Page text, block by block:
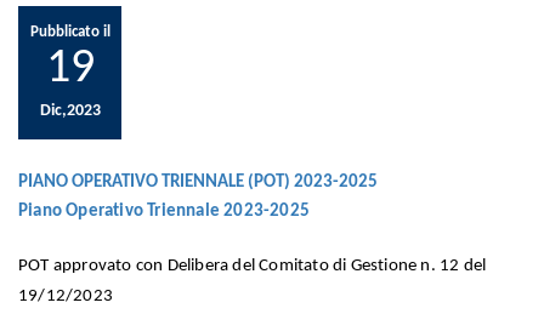
Pubblicato il
19
Dic,2023
PIANO OPERATIVO TRIENNALE (POT) 2023-2025
Piano Operativo Triennale 2023-2025
POT approvato con Delibera del Comitato di Gestione n. 12 del
19/12/2023